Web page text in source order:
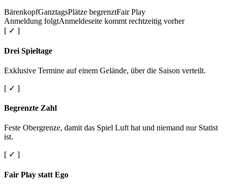
BärenkopfGanztagsPlätze begrenztFair Play
Anmeldung folgtAnmeldeseite kommt rechtzeitig vorher
[ ✓ ]
Drei Spieltage
Exklusive Termine auf einem Gelände, über die Saison verteilt.
[ ✓ ]
Begrenzte Zahl
Feste Obergrenze, damit das Spiel Luft hat und niemand nur Statist
ist.
[ ✓ ]
Fair Play statt Ego